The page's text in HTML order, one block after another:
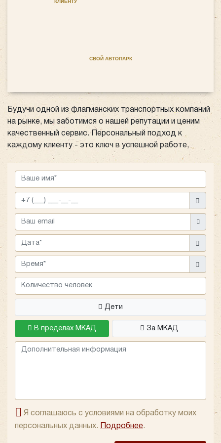
СВОЙ АВТОПАРК
Будучи одной из флагманских транспортных компаний
на рынке, мы заботимся о нашей репутации и ценим
качественный сервис. Персональный подход к
каждому клиенту - это ключ в успешной работе,
поэтому если вы задумались об аренде автобуса для
возможное, чтобы Вы остались полностью
удовлетворены выбором и обратились к нам снова.
Мы также предлагаем большой спектр услуг и будем
рады обсудить все интересующие Вас вопросы в
личном общении.
Дети
В пределах МКАД За МКАД
Я соглашаюсь с условиями на обработку моих
персональных данных.
Подробнее.